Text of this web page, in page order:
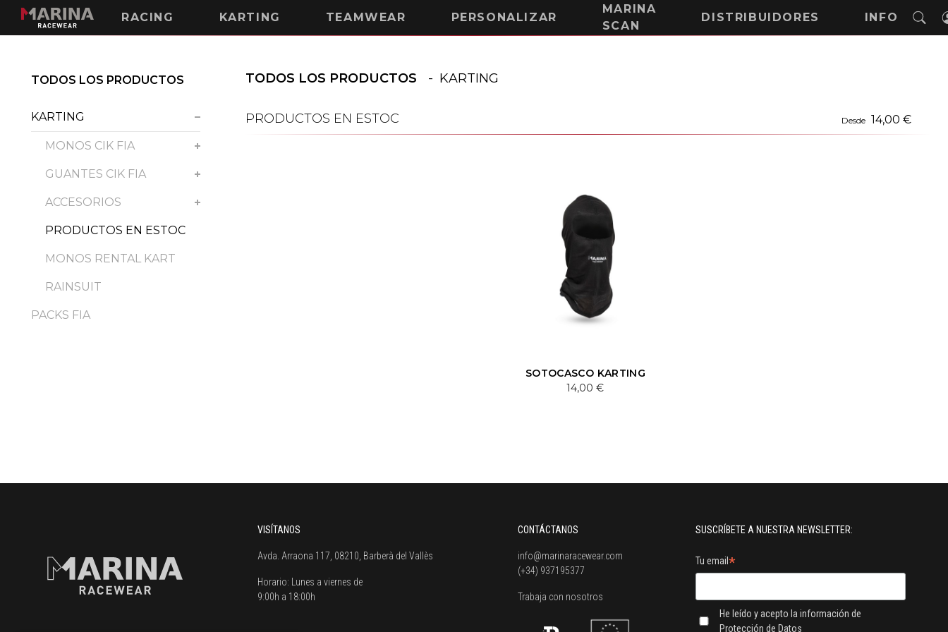
RACING KARTING TEAMWEAR PERSONALIZAR
MARINA
SCAN
DISTRIBUIDORES INFO
TODOS LOS PRODUCTOS
KARTING
MONOS CIK FIA
GUANTES CIK FIA
ACCESORIOS
PRODUCTOS EN ESTOC
MONOS RENTAL KART
RAINSUIT
PACKS FIA
TODOS LOS PRODUCTOS - KARTING
PRODUCTOS EN ESTOC Desde 14,00 €
SOTOCASCO KARTING
14,00 €
VISÍTANOS
Avda. Arraona 117, 08210, Barberà del Vallès
Horario: Lunes a viernes de
9:00h a 18:00h
CONTÁCTANOS
info@marinaracewear.com
(+34) 937195377
Trabaja con nosotros
SUSCRÍBETE A NUESTRA NEWSLETTER:
Tu email*
He leído y acepto la información de
Protección de Datos